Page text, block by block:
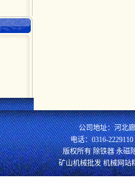
公司地址：河北
电话：0316-2229110
版权所有 除铁器 永磁
矿山机械批发 机械网站